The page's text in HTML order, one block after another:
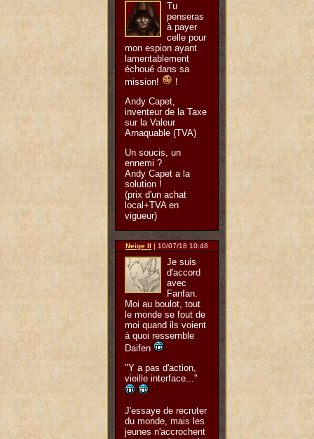
Tu
penseras
à payer
celle pour
mon espion ayant
lamentablement
échoué dans sa
mission!
!
Andy Capet,
inventeur de la Taxe
sur la Valeur
Arnaquable (TVA)
Un soucis, un
ennemi ?
Andy Capet a la
solution !
(prix d'un achat
local+TVA en
vigueur)
Neige II | 10/07/18 10:48
Je suis
d'accord
avec
Fanfan.
Moi au boulot, tout
le monde se fout de
moi quand ils voient
à quoi ressemble
Daifen
"Y a pas d'action,
vieille interface..."
J'essaye de recruter
du monde, mais les
jeunes n'accrochent